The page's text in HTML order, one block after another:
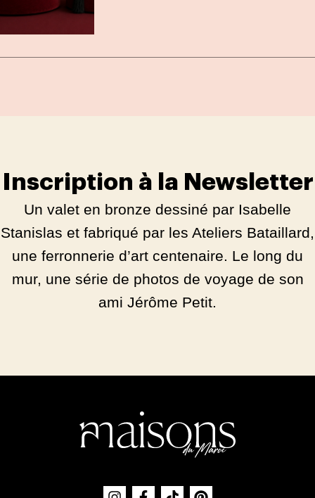
Inscription à la Newsletter
Un valet en bronze dessiné par Isabelle
Stanislas et fabriqué par les Ateliers Bataillard,
une ferronnerie d’art centenaire. Le long du
mur, une série de photos de voyage de son
ami Jérôme Petit.